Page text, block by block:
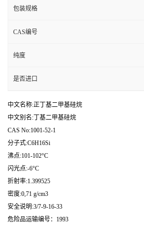
包装规格
CAS编号
纯度
是否进口
中文名称:正丁基二甲基硅烷
中文别名:丁基二甲基硅烷
CAS No:1001-52-1
分子式:C6H16Si
沸点:101-102°C
闪光点:-6°C
折射率:1.399525
密度:0,71 g/cm3
安全说明:3/7-9-16-33
危险品运输编号：1993